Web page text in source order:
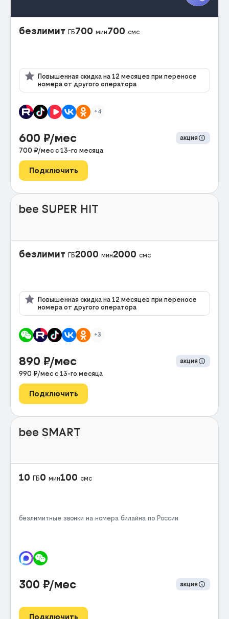
безлимит ГБ700 мин700 смс
Повышенная скидка на 12 месяцев при переносе
номера от другого оператора
+4
600 ₽/мес
акция
700 ₽/мес с 13-го месяца
Подключить
bee SUPER HIT
безлимит ГБ2000 мин2000 смс
Повышенная скидка на 12 месяцев при переносе
номера от другого оператора
+3
890 ₽/мес
акция
990 ₽/мес с 13-го месяца
Подключить
bee SMART
10 ГБ0 мин100 смс
безлимитные звонки на номера билайна по России
300 ₽/мес акция
Подключить